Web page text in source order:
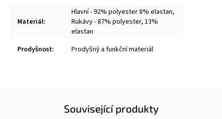
Materiál:
Hlavní - 92% polyester 8% elastan,
Rukávy - 87% polyester, 13%
elastan
Prodyšnost: Prodyšný a funkční materiál
Související produkty